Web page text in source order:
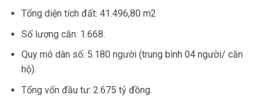
Tổng diện tích đất: 41.496,80 m2
Số lượng căn: 1.668.
Quy mô dân số: 5.180 người (trung bình 04 người/ căn
hộ).
Tổng vốn đầu tư: 2.675 tỷ đồng.